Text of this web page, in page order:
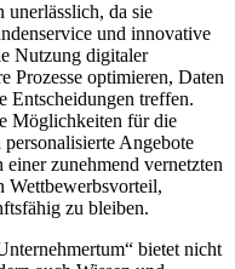
da sie
und innovative
Nutzung digitaler
Prozesse optimieren, Daten
Entscheidungen treffen.
Möglichkeiten für die
Angebote
zunehmend vernetzten
Wettbewerbsvorteil,
zu bleiben.
bietet nicht